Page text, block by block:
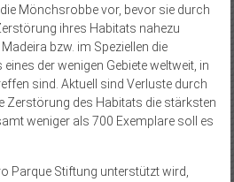
Mönchsrobbe vor, bevor sie durch
ihres Habitats nahezu
bzw. im Speziellen die
der wenigen Gebiete weltweit, in
sind. Aktuell sind Verluste durch
Zerstörung des Habitats die stärksten
weniger als 700 Exemplare soll es
Parque Stiftung unterstützt wird,